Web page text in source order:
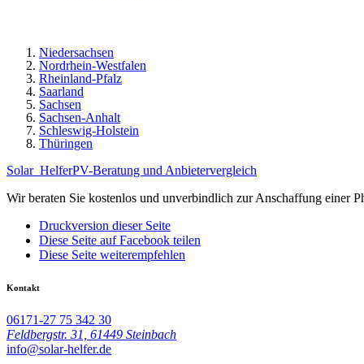
Niedersachsen
Nordrhein-Westfalen
Rheinland-Pfalz
Saarland
Sachsen
Sachsen-Anhalt
Schleswig-Holstein
Thüringen
Solar HelferPV-Beratung und Anbietervergleich
Wir beraten Sie kostenlos und unverbindlich zur Anschaffung einer
Druckversion dieser Seite
Diese Seite auf Facebook teilen
Diese Seite weiterempfehlen
Kontakt
06171-27 75 342 30
Feldbergstr. 31, 61449 Steinbach
info@solar-helfer.de